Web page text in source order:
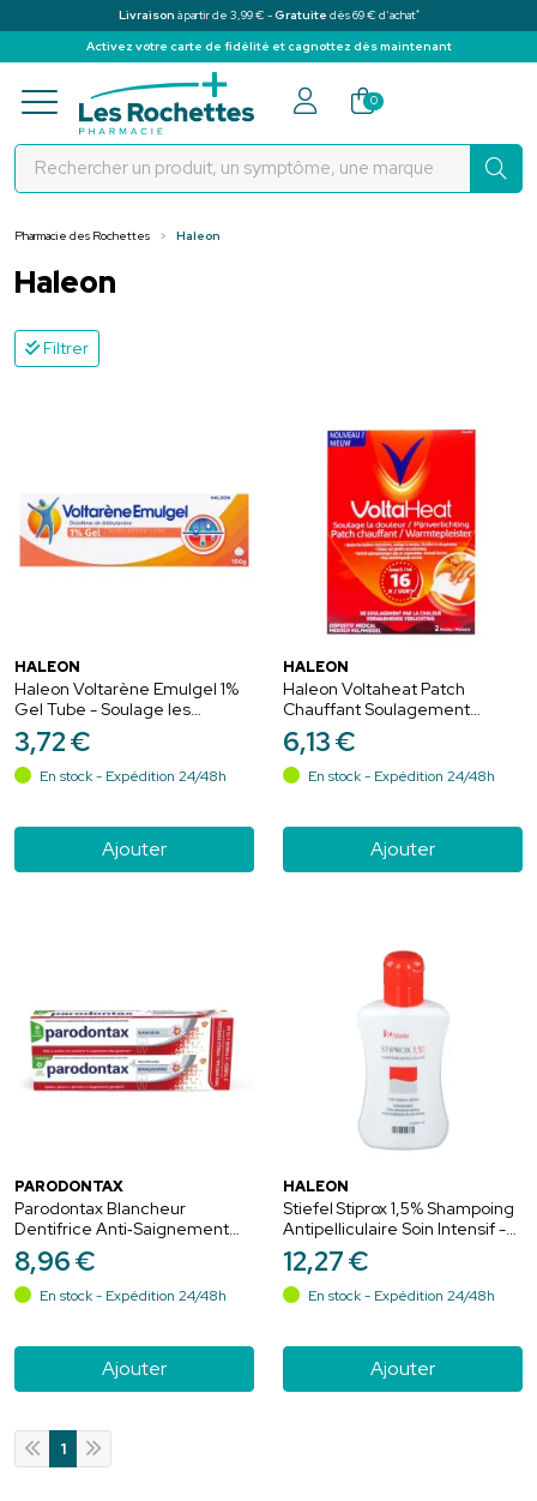
Livraison à partir de 3,99 € -Gratuite dès 69 € d’achat*
Activez votre carte de fidélité et cagnottez dès maintenant
Pharmacie des Rochettes Votre
0
Pharmacie des Rochettes Haleon
Haleon
Filtrer
HALEON
Haleon Voltarène Emulgel 1%
Gel Tube - Soulage les
Douleurs Inflammatoires - 100
g
3,72€
En stock - Expédition 24/48h
Ajouter
HALEON
Haleon Voltaheat Patch
Chauffant Soulagement
Musculaire - 2 Patchs
6,13€
En stock - Expédition 24/48h
Ajouter
PARODONTAX
Parodontax Blancheur
Dentifrice Anti‑Saignement
Gencives - 2 x 75ml
8,96€
En stock - Expédition 24/48h
Ajouter
HALEON
Stiefel Stiprox 1,5% Shampoing
Antipelliculaire Soin Intensif -
100ml
12,27€
En stock - Expédition 24/48h
Ajouter
1